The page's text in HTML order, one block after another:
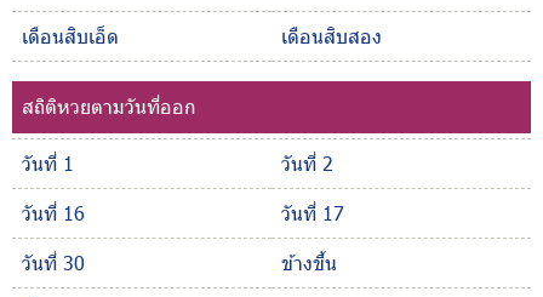
เดือนสิบเอ็ด
เดือนสิบสอง
สถิติหวยตามวันที่ออก
วันที่ 1
วันที่ 2
วันที่ 16
วันที่ 17
วันที่ 30
ข้างขึ้น